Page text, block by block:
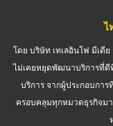
ไ
โดย บริษัท เทเลอินโฟ มีเดี
ไม่เคยหยุดพัฒนาบริการที่ดี
บริการ จากผู้ประกอบกา
ครอบคลุมทุกหมวดธุรกิจม